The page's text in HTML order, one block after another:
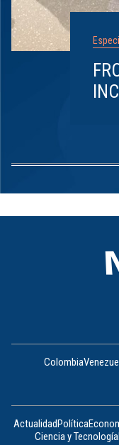
1
8
Colombia
ActualidadPolítica
Ciencia y Tecnología